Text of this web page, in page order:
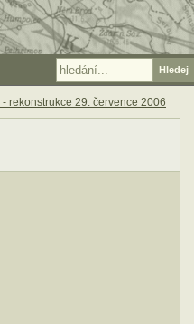
rekonstrukce 29. července 2006